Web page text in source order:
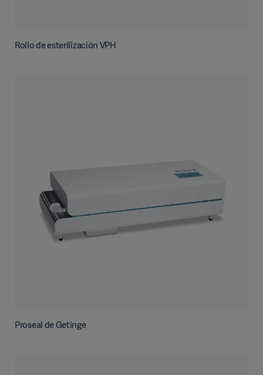
Rollo de esterilización VPH
Proseal de Getinge